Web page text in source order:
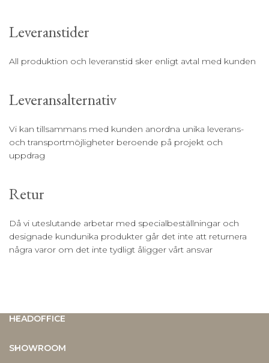
Leveranstider
All produktion och leveranstid sker enligt avtal med kunden
Leveransalternativ
Vi kan tillsammans med kunden anordna unika leverans-
och transportmöjligheter beroende på projekt och
uppdrag
Retur
Då vi uteslutande arbetar med specialbeställningar och
designade kundunika produkter går det inte att returnera
några varor om det inte tydligt åligger vårt ansvar
HEADOFFICE
SHOWROOM